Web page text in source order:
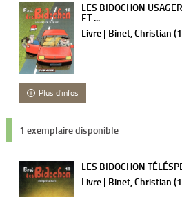
LES BIDOCHON
ET ...
Livre | Binet, Christian
Plus d'infos
1 exemplaire disponible
LES BIDOCHON
Livre | Binet, Christian